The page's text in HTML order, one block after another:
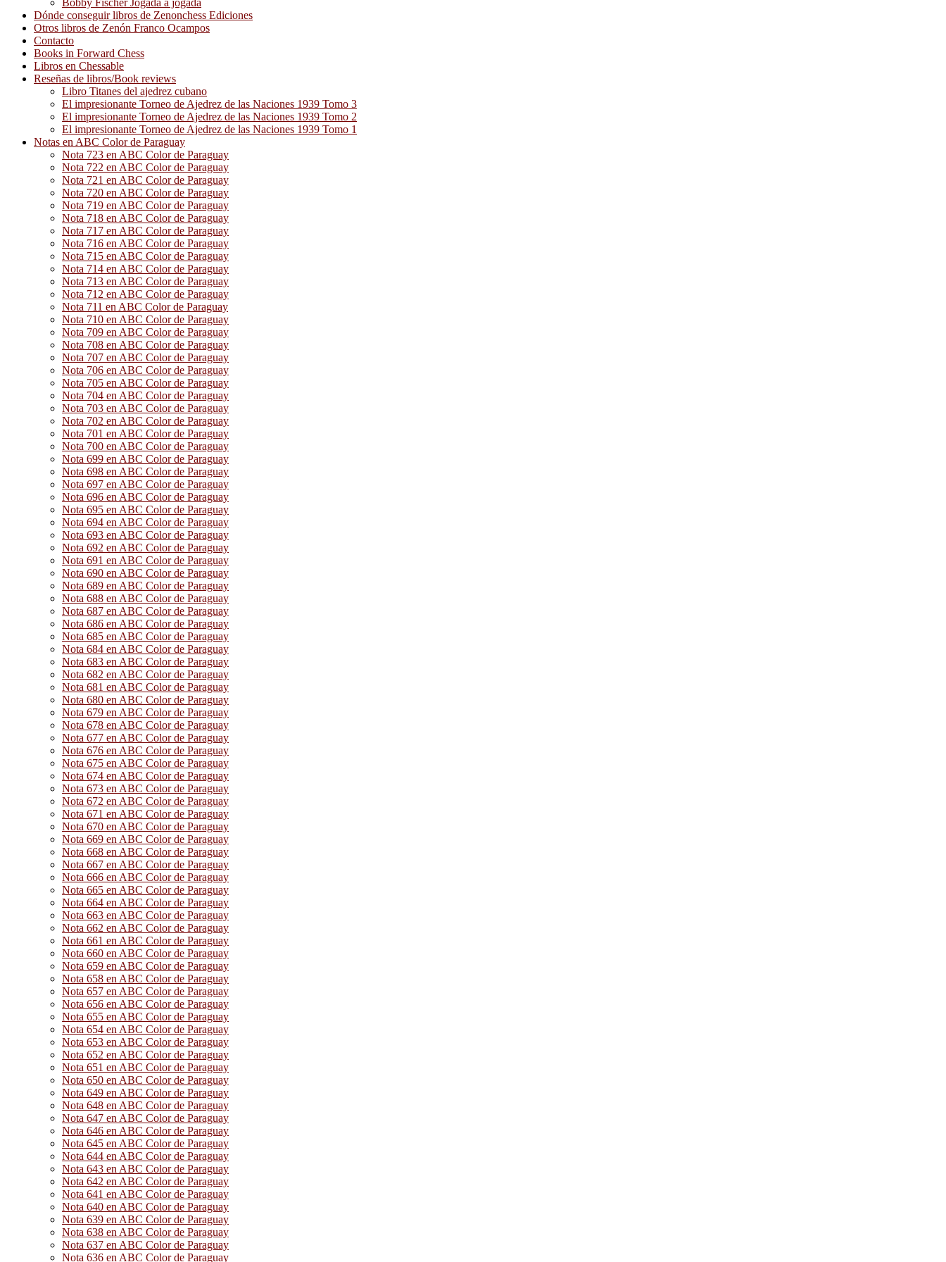
Bobby Fischer Jogada a jogada
Dónde conseguir libros de Zenonchess Ediciones
Otros libros de Zenón Franco Ocampos
Contacto
Books in Forward Chess
Libros en Chessable
Reseñas de libros/Book reviews
Libro Titanes del ajedrez cubano
El impresionante Torneo de Ajedrez de las Naciones 1939 Tomo 3
El impresionante Torneo de Ajedrez de las Naciones 1939 Tomo 2
El impresionante Torneo de Ajedrez de las Naciones 1939 Tomo 1
Notas en ABC Color de Paraguay
Nota 723 en ABC Color de Paraguay
Nota 722 en ABC Color de Paraguay
Nota 721 en ABC Color de Paraguay
Nota 720 en ABC Color de Paraguay
Nota 719 en ABC Color de Paraguay
Nota 718 en ABC Color de Paraguay
Nota 717 en ABC Color de Paraguay
Nota 716 en ABC Color de Paraguay
Nota 715 en ABC Color de Paraguay
Nota 714 en ABC Color de Paraguay
Nota 713 en ABC Color de Paraguay
Nota 712 en ABC Color de Paraguay
Nota 711 en ABC Color de Paraguay
Nota 710 en ABC Color de Paraguay
Nota 709 en ABC Color de Paraguay
Nota 708 en ABC Color de Paraguay
Nota 707 en ABC Color de Paraguay
Nota 706 en ABC Color de Paraguay
Nota 705 en ABC Color de Paraguay
Nota 704 en ABC Color de Paraguay
Nota 703 en ABC Color de Paraguay
Nota 702 en ABC Color de Paraguay
Nota 701 en ABC Color de Paraguay
Nota 700 en ABC Color de Paraguay
Nota 699 en ABC Color de Paraguay
Nota 698 en ABC Color de Paraguay
Nota 697 en ABC Color de Paraguay
Nota 696 en ABC Color de Paraguay
Nota 695 en ABC Color de Paraguay
Nota 694 en ABC Color de Paraguay
Nota 693 en ABC Color de Paraguay
Nota 692 en ABC Color de Paraguay
Nota 691 en ABC Color de Paraguay
Nota 690 en ABC Color de Paraguay
Nota 689 en ABC Color de Paraguay
Nota 688 en ABC Color de Paraguay
Nota 687 en ABC Color de Paraguay
Nota 686 en ABC Color de Paraguay
Nota 685 en ABC Color de Paraguay
Nota 684 en ABC Color de Paraguay
Nota 683 en ABC Color de Paraguay
Nota 682 en ABC Color de Paraguay
Nota 681 en ABC Color de Paraguay
Nota 680 en ABC Color de Paraguay
Nota 679 en ABC Color de Paraguay
Nota 678 en ABC Color de Paraguay
Nota 677 en ABC Color de Paraguay
Nota 676 en ABC Color de Paraguay
Nota 675 en ABC Color de Paraguay
Nota 674 en ABC Color de Paraguay
Nota 673 en ABC Color de Paraguay
Nota 672 en ABC Color de Paraguay
Nota 671 en ABC Color de Paraguay
Nota 670 en ABC Color de Paraguay
Nota 669 en ABC Color de Paraguay
Nota 668 en ABC Color de Paraguay
Nota 667 en ABC Color de Paraguay
Nota 666 en ABC Color de Paraguay
Nota 665 en ABC Color de Paraguay
Nota 664 en ABC Color de Paraguay
Nota 663 en ABC Color de Paraguay
Nota 662 en ABC Color de Paraguay
Nota 661 en ABC Color de Paraguay
Nota 660 en ABC Color de Paraguay
Nota 659 en ABC Color de Paraguay
Nota 658 en ABC Color de Paraguay
Nota 657 en ABC Color de Paraguay
Nota 656 en ABC Color de Paraguay
Nota 655 en ABC Color de Paraguay
Nota 654 en ABC Color de Paraguay
Nota 653 en ABC Color de Paraguay
Nota 652 en ABC Color de Paraguay
Nota 651 en ABC Color de Paraguay
Nota 650 en ABC Color de Paraguay
Nota 649 en ABC Color de Paraguay
Nota 648 en ABC Color de Paraguay
Nota 647 en ABC Color de Paraguay
Nota 646 en ABC Color de Paraguay
Nota 645 en ABC Color de Paraguay
Nota 644 en ABC Color de Paraguay
Nota 643 en ABC Color de Paraguay
Nota 642 en ABC Color de Paraguay
Nota 641 en ABC Color de Paraguay
Nota 640 en ABC Color de Paraguay
Nota 639 en ABC Color de Paraguay
Nota 638 en ABC Color de Paraguay
Nota 637 en ABC Color de Paraguay
Nota 636 en ABC Color de Paraguay